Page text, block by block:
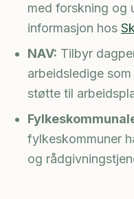
med forskning og
informasjon hos
NAV: Tilbyr
arbeidsledige
støtte til
fylkeskommuner
og